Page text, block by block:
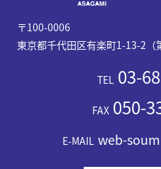
〒100-0006
東京都千代田区有楽町1-13-2（
TEL 03-
FAX 050-
E-MAIL web-